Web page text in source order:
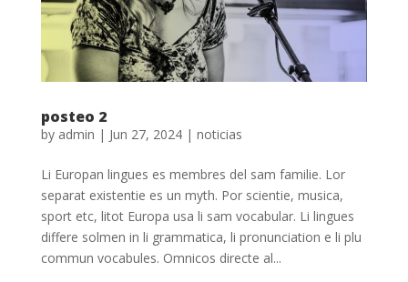
posteo 2
by admin | Jun 27, 2024| noticias
Li Europan lingues es membres del sam familie. Lor
separat existentie es un myth. Por scientie, musica,
sport etc, litot Europa usa li sam vocabular. Li lingues
differe solmen in li grammatica, li pronunciation e li plu
commun vocabules. Omnicos directe al...